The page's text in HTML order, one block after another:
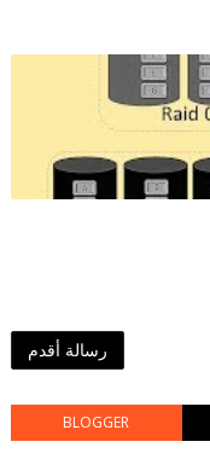
رسالة أقدم
BLOGGER